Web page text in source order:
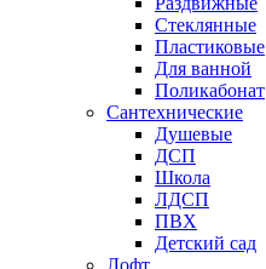
Стеклянные
Пластиковые
Для ванной
Поликабонат
Сантехнические
Душевые
ДСП
Школа
ЛДСП
ПВХ
Детский сад
Лофт